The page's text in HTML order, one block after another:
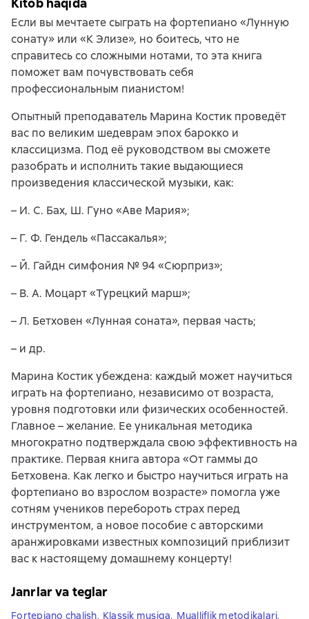
Если вы мечтаете сыграть на фортепиано «Лунную
сонату» или «К Элизе», но боитесь, что не
справитесь со сложными нотами, то эта книга
поможет вам почувствовать себя
профессиональным пианистом!
Опытный преподаватель Марина Костик проведёт
вас по великим шедеврам эпох барокко и
классицизма. Под её руководством вы сможете
разобрать и исполнить такие выдающиеся
произведения классической музыки, как:
– И. С. Бах, Ш. Гуно «Аве Мария»;
– Г. Ф. Гендель «Пассакалья»;
– Й. Гайдн симфония № 94 «Сюрприз»;
– В. А. Моцарт «Турецкий марш»;
– Л. Бетховен «Лунная соната», первая часть;
– и др.
Марина Костик убеждена: каждый может научиться
играть на фортепиано, независимо от возраста,
уровня подготовки или физических особенностей.
Главное – желание. Ее уникальная методика
многократно подтверждала свою эффективность на
практике. Первая книга автора «От гаммы до
Бетховена. Как легко и быстро научиться играть на
фортепиано во взрослом возрасте» помогла уже
сотням учеников перебороть страх перед
инструментом, а новое пособие с авторскими
аранжировками известных композиций приблизит
вас к настоящему домашнему концерту!
Janrlar va teglar
Fortepiano chalish, Klassik musiqa, Mualliflik metodikalari,